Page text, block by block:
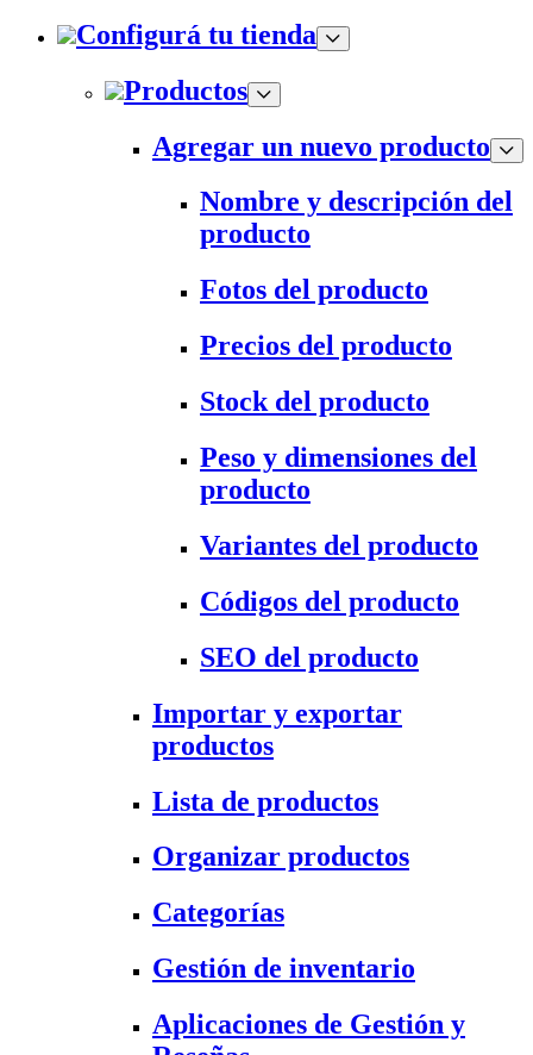
Configurá tu tienda
Productos
Agregar un nuevo producto
Nombre y descripción del
producto
Fotos del producto
Precios del producto
Stock del producto
Peso y dimensiones del
producto
Variantes del producto
Códigos del producto
SEO del producto
Importar y exportar
productos
Lista de productos
Organizar productos
Categorías
Gestión de inventario
Aplicaciones de Gestión y